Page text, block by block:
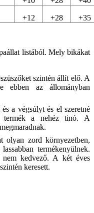
+12 +28 +35
listából. Mely bikákat
szintén állít elő. A
ebben az
állományban
a végsúlyt és el szeretné
termék a nehéz tinó.A
megmaradnak.
olyan zord környezetben,
lassabban termékenyülnek.
nem kedvező. A két éves
keresett.